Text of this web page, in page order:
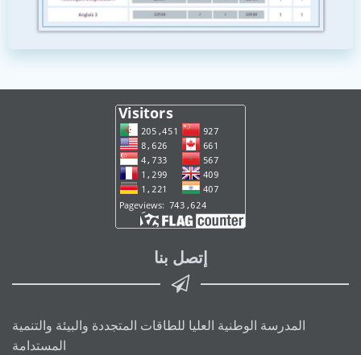
إتصل بنا
المدرسة الوطنية العليا للطاقات المتجددة والبيئة والتنمية
المستدامة